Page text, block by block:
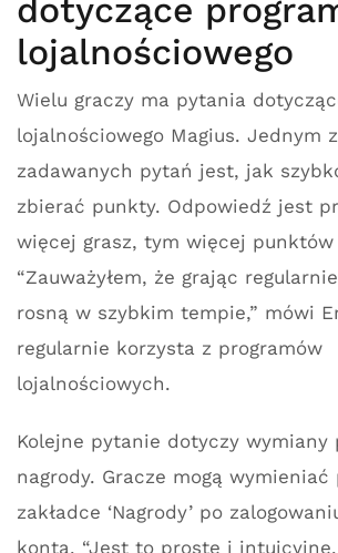
dotyczące
lojalnościowego
Wielu graczy ma pytania
lojalnościowego Magius. Jednym
zadawanych pytań jest, jak
zbierać punkty. Odpowiedź jest
więcej grasz, tym więcej punktów
“Zauważyłem, że grając
rosną w szybkim tempie,” mówi
regularnie korzysta z programów
lojalnościowych.
Kolejne pytanie dotyczy wymiany
nagrody. Gracze mogą
zakładce ‘Nagrody’ po
konta. “Jest to proste i intuicyjne.